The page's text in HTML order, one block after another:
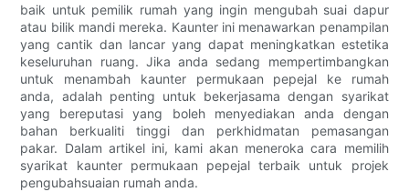
baik untuk pemilik rumah yang ingin mengubah suai dapur
atau bilik mandi mereka. Kaunter ini menawarkan penampilan
yang cantik dan lancar yang dapat meningkatkan estetika
keseluruhan ruang. Jika anda sedang mempertimbangkan
untuk menambah kaunter permukaan pepejal ke rumah
anda, adalah penting untuk bekerjasama dengan syarikat
yang bereputasi yang boleh menyediakan anda dengan
bahan berkualiti tinggi dan perkhidmatan pemasangan
pakar. Dalam artikel ini, kami akan meneroka cara memilih
syarikat kaunter permukaan pepejal terbaik untuk projek
pengubahsuaian rumah anda.